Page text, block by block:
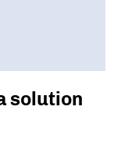
solution